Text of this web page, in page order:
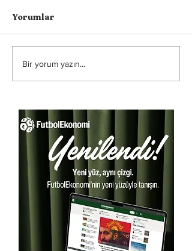
Yorumlar
Bir yorum yazın...